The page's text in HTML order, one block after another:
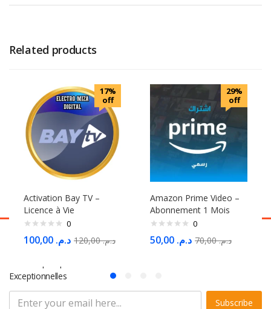
Related products
17%
off
Activation Bay TV –
Licence à Vie
0
د.م. د.م.120,00
29%
off
Amazon Prime Video –
Abonnement 1 Mois
0
د.م. د.م.70,00
S'abonner à la Newsletter
Exceptionnelles
Subscribe